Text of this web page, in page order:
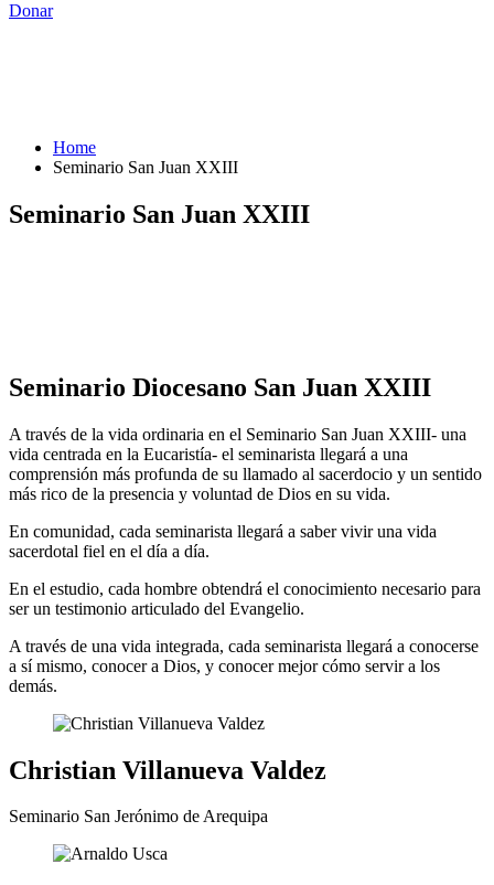
Donar
Home
Seminario San Juan XXIII
Seminario San Juan XXIII
Seminario Diocesano San Juan XXIII
A través de la vida ordinaria en el Seminario San Juan XXIII- una
vida centrada en la Eucaristía- el seminarista llegará a una
comprensión más profunda de su llamado al sacerdocio y un sentido
más rico de la presencia y voluntad de Dios en su vida.
En comunidad, cada seminarista llegará a saber vivir una vida
sacerdotal fiel en el día a día.
En el estudio, cada hombre obtendrá el conocimiento necesario para
ser un testimonio articulado del Evangelio.
A través de una vida integrada, cada seminarista llegará a conocerse
a sí mismo, conocer a Dios, y conocer mejor cómo servir a los
demás.
Christian Villanueva Valdez
Seminario San Jerónimo de Arequipa